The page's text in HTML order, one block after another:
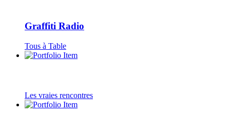
Graffiti Radio
Tous à Table
Les vraies rencontres